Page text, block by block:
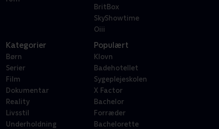
BritBox
SkyShowtime
Oiii
Kategorier
Børn
Serier
Film
Dokumentar
Reality
Livsstil
Underholdning
Populært
Klovn
Badehotellet
Sygeplejeskolen
X Factor
Bachelor
Forræder
Bachelorette